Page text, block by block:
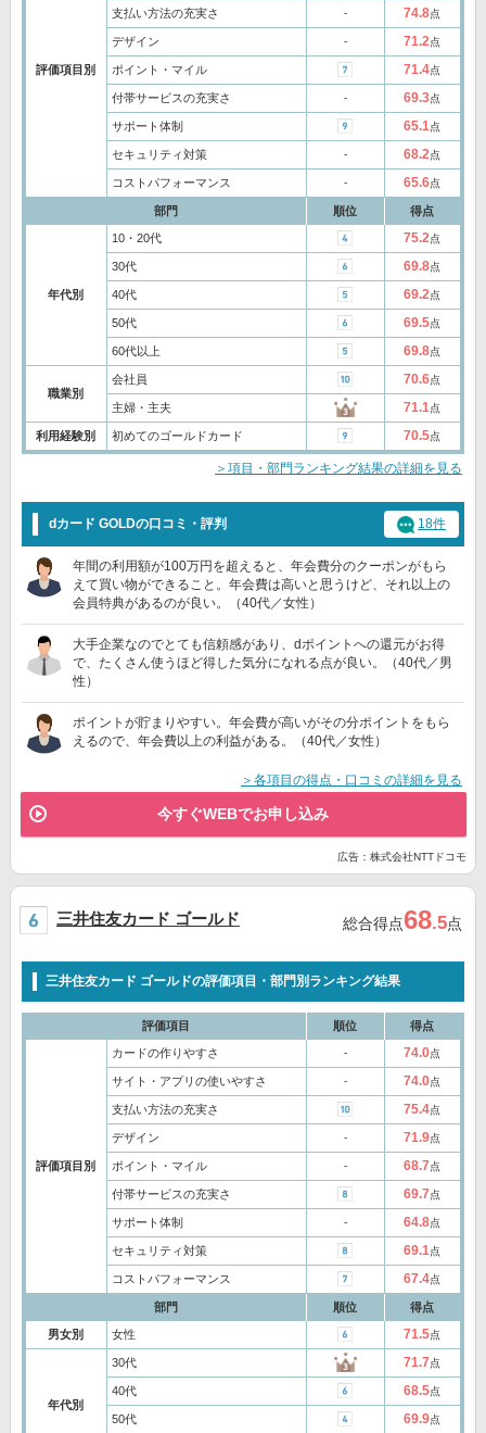
評価項目別
支払い方法の充実さ ‐ 74.8点
デザイン ‐ 71.2点
ポイント・マイル 71.4点
付帯サービスの充実さ ‐ 69.3点
サポート体制 65.1点
セキュリティ対策 ‐ 68.2点
コストパフォーマンス ‐ 65.6点
部門 順位 得点
年代別
10・20代 75.2点
30代 69.8点
40代 69.2点
50代 69.5点
60代以上 69.8点
職業別
会社員 70.6点
主婦・主夫 71.1点
利用経験別 初めてのゴールドカード 70.5点
＞項目・部門ランキング結果の詳細を見る
dカード GOLDの口コミ・評判 18件
年間の利用額が100万円を超えると、年会費分のクーポンがもら
えて買い物ができること。年会費は高いと思うけど、それ以上の
会員特典があるのが良い。（40代／女性）
大手企業なのでとても信頼感があり、dポイントへの還元がお得
で、たくさん使うほど得した気分になれる点が良い。（40代／男
性）
ポイントが貯まりやすい。年会費が高いがその分ポイントをもら
えるので、年会費以上の利益がある。（40代／女性）
＞各項目の得点・口コミの詳細を見る
今すぐWEBでお申し込み
広告：株式会社NTTドコモ
三井住友カード ゴールド 総合得点68.5点
三井住友カード ゴールドの評価項目・部門別ランキング結果
評価項目 順位 得点
評価項目別
カードの作りやすさ ‐ 74.0点
サイト・アプリの使いやすさ ‐ 74.0点
支払い方法の充実さ 75.4点
デザイン ‐ 71.9点
ポイント・マイル ‐ 68.7点
付帯サービスの充実さ 69.7点
サポート体制 ‐ 64.8点
セキュリティ対策 69.1点
コストパフォーマンス 67.4点
部門 順位 得点
男女別 女性 71.5点
年代別
30代 71.7点
40代 68.5点
50代 69.9点